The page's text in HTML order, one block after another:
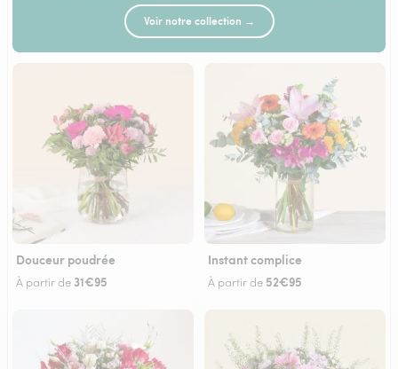
Voir notre collection →
Douceur poudrée
À partir de 31€95
Instant complice
À partir de 52€95